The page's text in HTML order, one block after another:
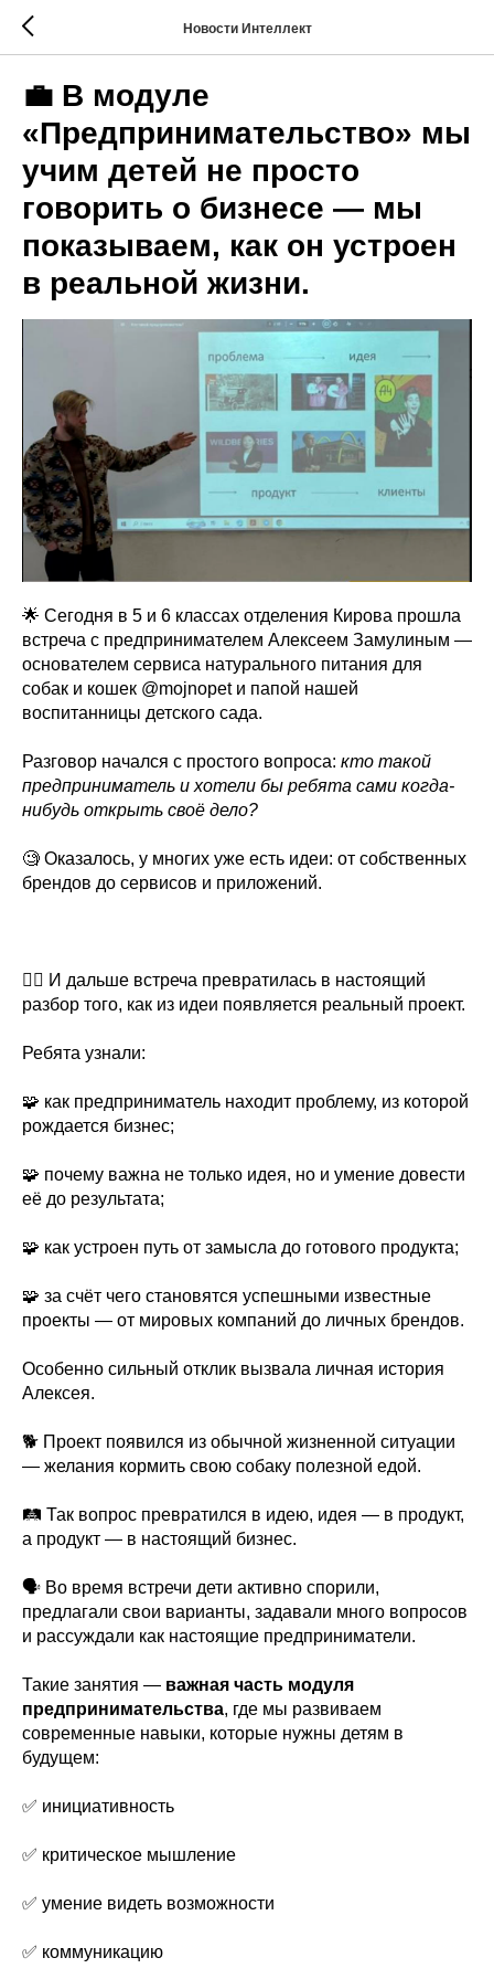
Новости Интеллект
💼 В модуле
«Предпринимательство» мы
учим детей не просто
говорить о бизнесе — мы
показываем, как он устроен
в реальной жизни.
🌟 Сегодня в 5 и 6 классах отделения Кирова прошла
встреча с предпринимателем Алексеем Замулиным —
основателем сервиса натурального питания для
собак и кошек @mojnopet и папой нашей
воспитанницы детского сада.
Разговор начался с простого вопроса: кто такой
предприниматель и хотели бы ребята сами когда-
нибудь открыть своё дело?
🧐 Оказалось, у многих уже есть идеи: от собственных
брендов до сервисов и приложений.
👌🏼 И дальше встреча превратилась в настоящий
разбор того, как из идеи появляется реальный проект.
Ребята узнали:
🧩 как предприниматель находит проблему, из которой
рождается бизнес;
🧩 почему важна не только идея, но и умение довести
её до результата;
🧩 как устроен путь от замысла до готового продукта;
🧩 за счёт чего становятся успешными известные
проекты — от мировых компаний до личных брендов.
Особенно сильный отклик вызвала личная история
Алексея.
🐕 Проект появился из обычной жизненной ситуации
— желания кормить свою собаку полезной едой.
🛤️ Так вопрос превратился в идею, идея — в продукт,
а продукт — в настоящий бизнес.
🗣️ Во время встречи дети активно спорили,
предлагали свои варианты, задавали много вопросов
и рассуждали как настоящие предприниматели.
Такие занятия — важная часть модуля
предпринимательства, где мы развиваем
современные навыки, которые нужны детям в
будущем:
✅ инициативность
✅ критическое мышление
✅ умение видеть возможности
✅ коммуникацию